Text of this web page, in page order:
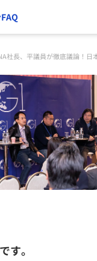
FAQ
社長、平議員が徹底議論！
す。